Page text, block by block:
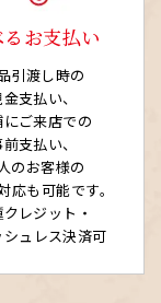
お支払い
引渡し時の
支払い、
にご来店での
支払い、
のお客様の
応も可能です。
レジット・
シュレス決済可